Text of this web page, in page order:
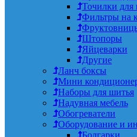
Точилки для
Фильтры на
Штопоры
Яйцеварки
Другие
Ланч боксы
Мини
Наборы для шитья
Надувная мебель
Обогреватели
Оборудование и
Болгарки